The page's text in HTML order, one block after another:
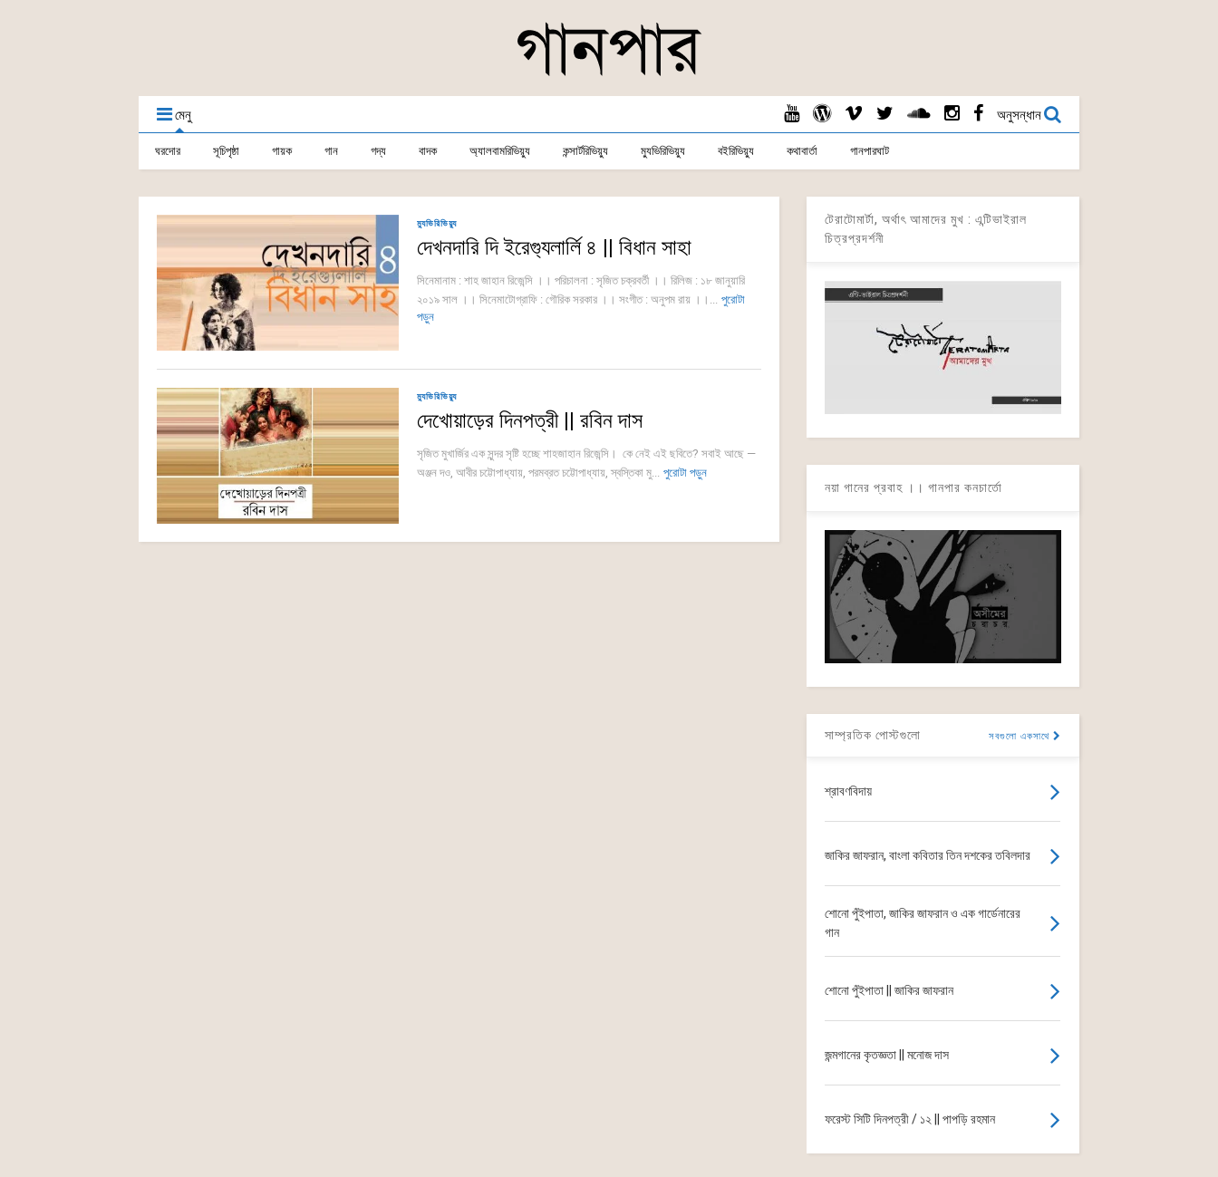
মেনু অনুসন্ধান
ঘরদোর সূচিপৃষ্ঠা গায়ক গান গদ্য বাদক অ্যালবামরিভিয়্যু কন্সার্টরিভিয়্যু ম্যুভিরিভিয়্যু বইরিভিয়্যু কথাবার্তা গানপারঘাট
ম্যুভিরিভিয়্যু
দেখনদারি দি ইরেগ্যুলার্লি ৪ || বিধান সাহা
সিনেমানাম : শাহ জাহান রিজেন্সি ।। পরিচালনা : সৃজিত চক্রবর্তী ।। রিলিজ : ১৮ জানুয়ারি
২০১৯ সাল ।। সিনেমাটোগ্রাফি : গৌরিক সরকার ।। সংগীত : অনুপম রায় ।।... পুরোটা
পড়ুন
ম্যুভিরিভিয়্যু
দেখোয়াড়ের দিনপত্রী || রবিন দাস
সৃজিত মুখার্জির এক সুন্দর সৃষ্টি হচ্ছে শাহজাহান রিজেন্সি। কে নেই এই ছবিতে? সবাই আছে —
অঞ্জন দও, আবীর চট্টোপাধ্যায়, পরমব্রত চট্টোপাধ্যায়, স্বস্তিকা মু... পুরোটা পড়ুন
টেরাটোমার্টা, অর্থাৎ আমাদের মুখ : এন্টিভাইরাল
চিত্রপ্রদর্শনী
নয়া গানের প্রবাহ ।। গানপার কনচার্তো
সাম্প্রতিক পোস্টগুলো সবগুলো একসাথে
শ্রাবণবিদায়
জাকির জাফরান, বাংলা কবিতার তিন দশকের তবিলদার
শোনো পুঁইপাতা, জাকির জাফরান ও এক গার্ডেনারের
গান
শোনো পুঁইপাতা || জাকির জাফরান
জন্মগানের কৃতজ্ঞতা || মনোজ দাস
ফরেস্ট সিটি দিনপত্রী / ১২ || পাপড়ি রহমান